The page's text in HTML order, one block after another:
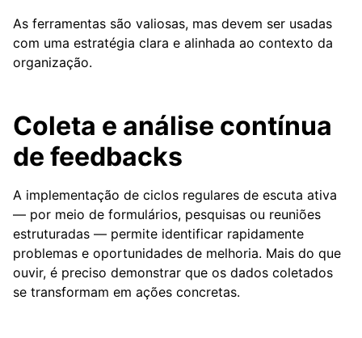
As ferramentas são valiosas, mas devem ser usadas
com uma estratégia clara e alinhada ao contexto da
organização.
Coleta e análise contínua
de feedbacks
A implementação de ciclos regulares de escuta ativa
— por meio de formulários, pesquisas ou reuniões
estruturadas — permite identificar rapidamente
problemas e oportunidades de melhoria. Mais do que
ouvir, é preciso demonstrar que os dados coletados
se transformam em ações concretas.